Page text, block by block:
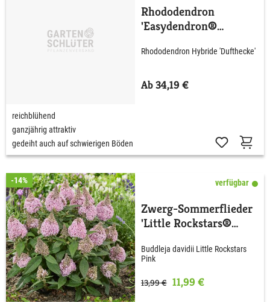
Rhododendron
'Easydendron®
Rhododendron Hybride 'Dufthecke'
Ab 34,19 €
reichblühend
ganzjährig attraktiv
gedeiht auch auf schwierigen Böden
-14% verfügbar
Zwerg-Sommerflieder
'Little Rockstars®
Buddleja davidii Little Rockstars
Pink
13,99 € 11,99 €